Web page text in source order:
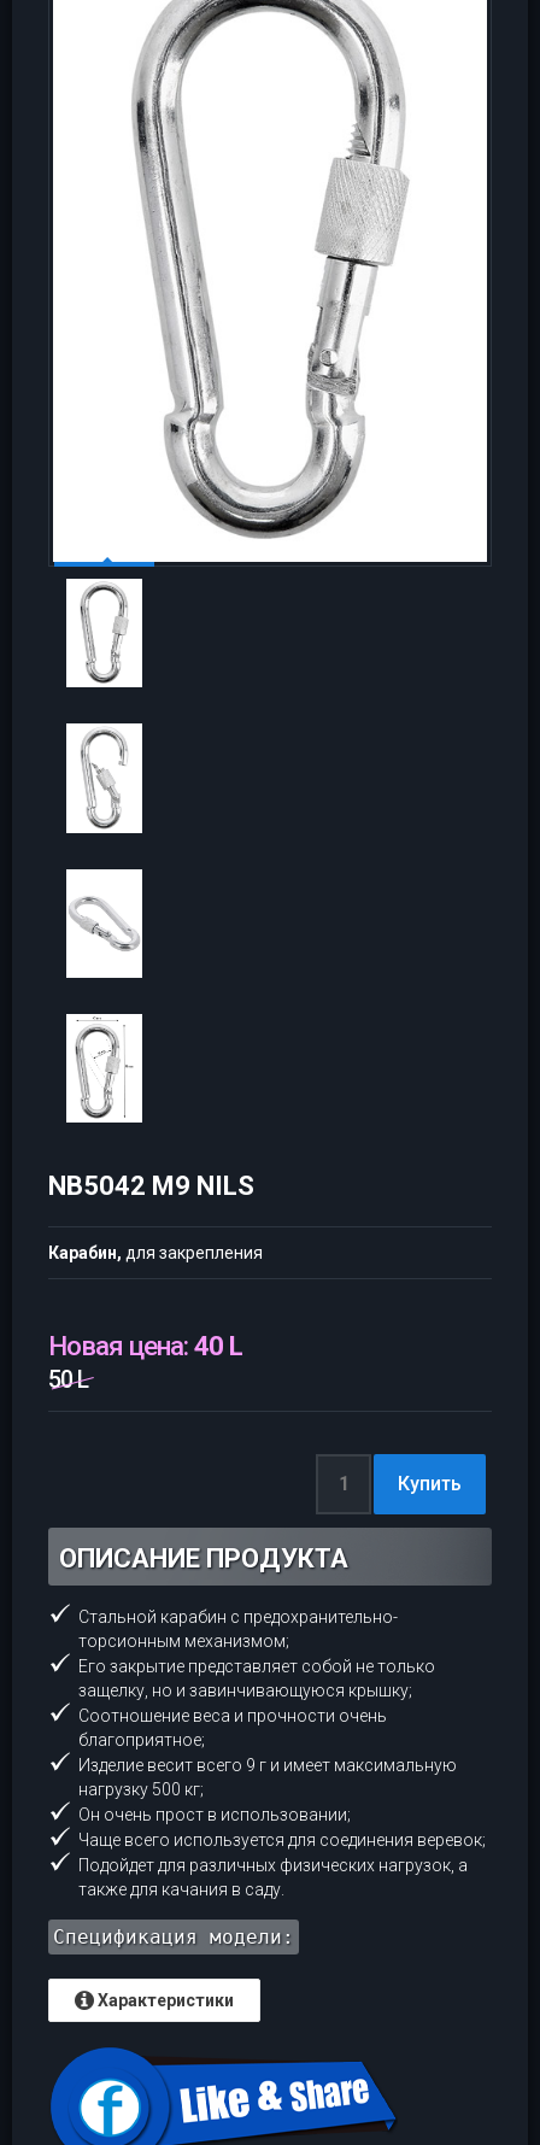
NB5042 M9 NILS
Карабин, для закрепления
Новая цена:40 L
50 L
ОПИСАНИЕ ПРОДУКТА
Стальной карабин с предохранительно-
торсионным механизмом;
Его закрытие представляет собой не только
защелку, но и завинчивающуюся крышку;
Соотношение веса и прочности очень
благоприятное;
Изделие весит всего 9 г и имеет максимальную
нагрузку 500 кг;
Он очень прост в использовании;
Чаще всего используется для соединения веревок;
Подойдет для различных физических нагрузок, а
также для качания в саду.
Спецификация модели:
Характеристики